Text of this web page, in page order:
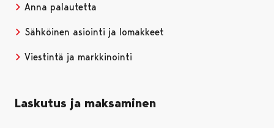
Anna palautetta
Sähköinen asiointi ja lomakkeet
Viestintä ja markkinointi
Laskutus ja maksaminen